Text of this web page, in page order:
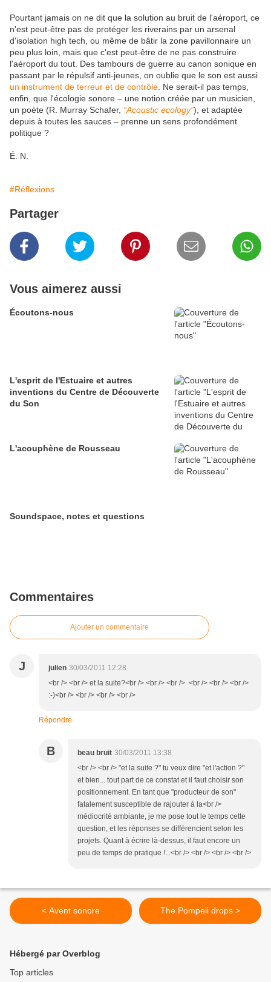
Pourtant jamais on ne dit que la solution au bruit de l'aéroport, ce
n'est peut-être pas de protéger les riverains par un arsenal
d'isolation high tech, ou même de bâtir la zone pavillonnaire un
peu plus loin, mais que c'est peut-être de ne pas construire
l'aéroport du tout. Des tambours de guerre au canon sonique en
passant par le répulsif anti-jeunes, on oublie que le son est aussi
un instrument de terreur et de contrôle . Ne serait-il pas temps,
enfin, que l'écologie sonore – une notion créée par un musicien,
un poète (R. Murray Schafer, “Acoustic ecology”), et adaptée
depuis à toutes les sauces – prenne un sens profondément
politique ?
É. N.
#Réflexions
Partager
Vous aimerez aussi
Écoutons-nous
L'esprit de l'Estuaire et autres
inventions du Centre de Découverte
du Son
L'acouphène de Rousseau
Soundspace, notes et questions
Commentaires
Ajouter un commentaire
J julien 30/03/2011 12:28
<br /> <br /> et la suite?<br /> <br /> <br /> <br /> <br /> <br />
:-)<br /> <br /> <br /> <br />
Répondre
B beau bruit 30/03/2011 13:38
<br /> <br /> "et la suite ?" tu veux dire "et l'action ?"
et bien... tout part de ce constat et il faut choisir son
positionnement. En tant que "producteur de son"
fatalement susceptible de rajouter à la<br />
médiocrité ambiante, je me pose tout le temps cette
question, et les réponses se différencient selon les
projets. Quant à écrire là-dessus, il faut encore un
peu de temps de pratique !...<br /> <br /> <br /> <br />
< Avent sonore The Pompeii drops >
Hébergé par Overblog
Top articles